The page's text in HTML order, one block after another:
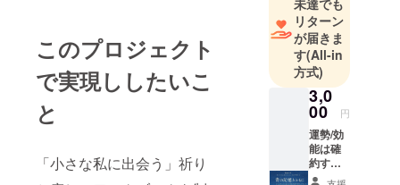
このプロジェクト
で実現ししたいこ
と
「小さな私に出会う」祈り
リターン
が届きま
す(All-in
方式)
3,0
00 円
運勢/効
能は確
約する
もので